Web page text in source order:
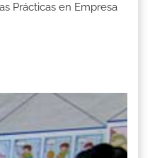
Prácticas en Empresa